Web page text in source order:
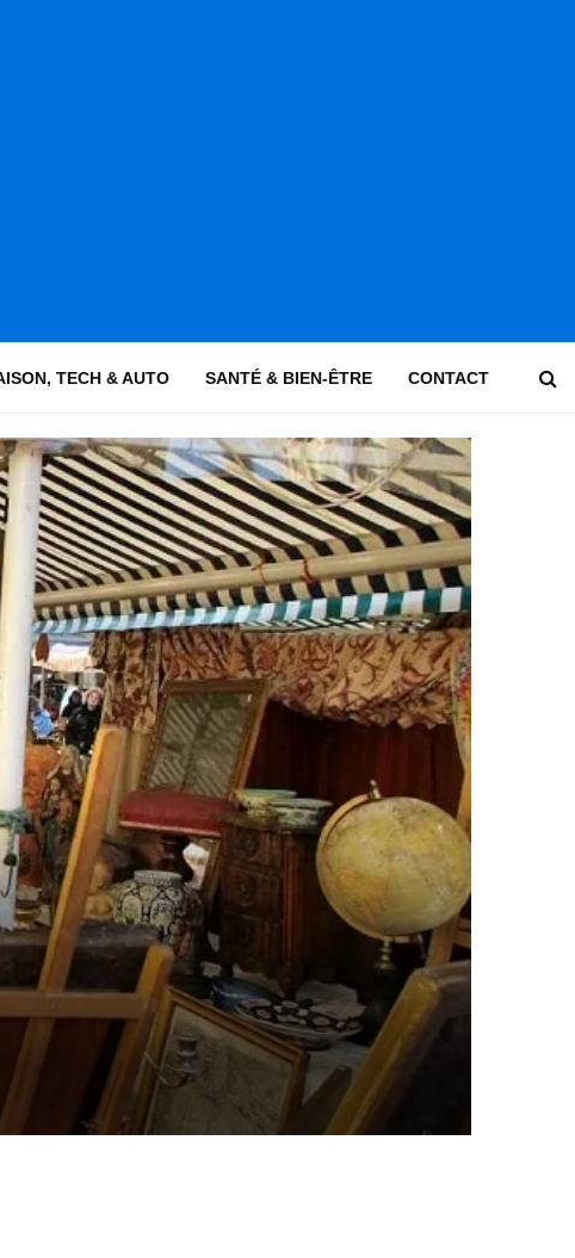
TECH & AUTO SANTÉ & BIEN-ÊTRE CONTACT